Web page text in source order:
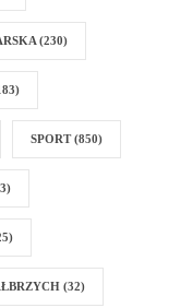
(230)
SPORT(850)
(32)